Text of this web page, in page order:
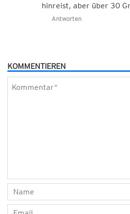
hinreist, aber über 30
Antworten
KOMMENTIEREN